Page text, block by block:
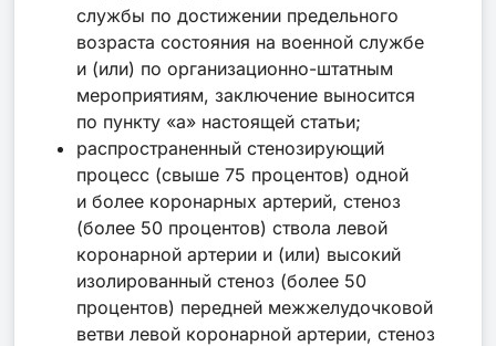
службы по достижении предельного
возраста состояния на военной службе
и (или) по организационно-штатным
мероприятиям, заключение выносится
по пункту «а» настоящей статьи;
распространенный стенозирующий
процесс (свыше 75 процентов) одной
и более коронарных артерий, стеноз
(более 50 процентов) ствола левой
коронарной артерии и (или) высокий
изолированный стеноз (более 50
процентов) передней межжелудочковой
ветви левой коронарной артерии, стеноз